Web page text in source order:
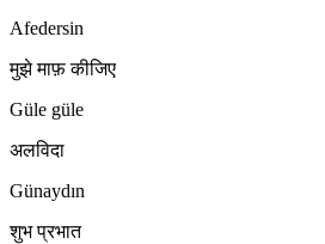
Afedersin
मुझे माफ़ कीजिए
Güle güle
अलविदा
Günaydın
शुभ प्रभात